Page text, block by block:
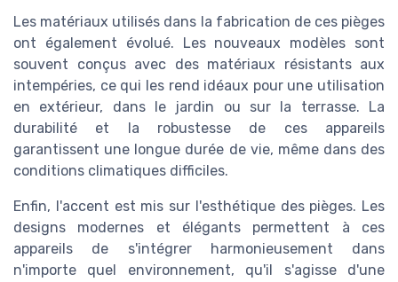
Les matériaux utilisés dans la fabrication de ces pièges
ont également évolué. Les nouveaux modèles sont
souvent conçus avec des matériaux résistants aux
intempéries, ce qui les rend idéaux pour une utilisation
en extérieur, dans le jardin ou sur la terrasse. La
durabilité et la robustesse de ces appareils
garantissent une longue durée de vie, même dans des
conditions climatiques difficiles.
Enfin, l'accent est mis sur l'esthétique des pièges. Les
designs modernes et élégants permettent à ces
appareils de s'intégrer harmonieusement dans
n'importe quel environnement, qu'il s'agisse d'une